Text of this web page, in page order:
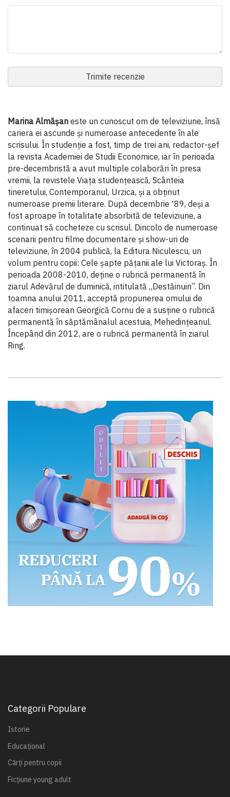
Trimite recenzie
Marina Almășan este un cunoscut om de televiziune, însă
cariera ei ascunde şi numeroase antecedente în ale
scrisului. În studenţie a fost, timp de trei ani, redactor-şef
la revista Academiei de Studii Economice, iar în perioada
pre-decembristă a avut multiple colaborări în presa
vremii, la revistele Viaţa studenţească, Scânteia
tineretului, Contemporanul, Urzica, şi a obţinut
numeroase premii literare. După decembrie ՚89, deşi a
fost aproape în totalitate absorbită de televiziune, a
continuat să cocheteze cu scrisul. Dincolo de numeroase
scenarii pentru filme documentare şi show-uri de
televiziune, în 2004 publică, la Editura Niculescu, un
volum pentru copii: Cele şapte păţanii ale lui Victoraş. În
perioada 2008-2010, deţine o rubrică permanentă în
ziarul Adevărul de duminică, intitulată „Destăinuiri”. Din
toamna anului 2011, acceptă propunerea omului de
afaceri timişorean Georgică Cornu de a susţine o rubrică
permanentă în săptămânalul acestuia, Mehedinţeanul.
Începând din 2012, are o rubrică permanentă în ziarul
Ring.
Categorii Populare
Istorie
Educațional
Cărți pentru copii
Ficțiune young adult